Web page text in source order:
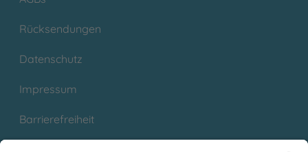
Rücksendungen
Datenschutz
Impressum
Barrierefreiheit